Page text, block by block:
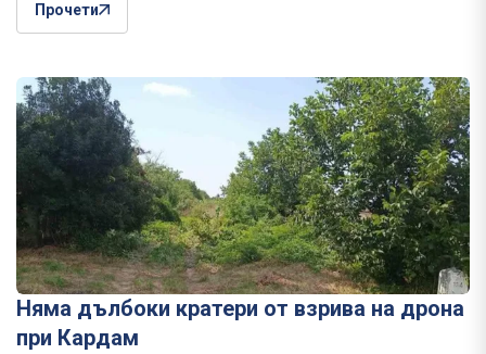
Прочети
Няма дълбоки кратери от взрива на дрона
при Кардам